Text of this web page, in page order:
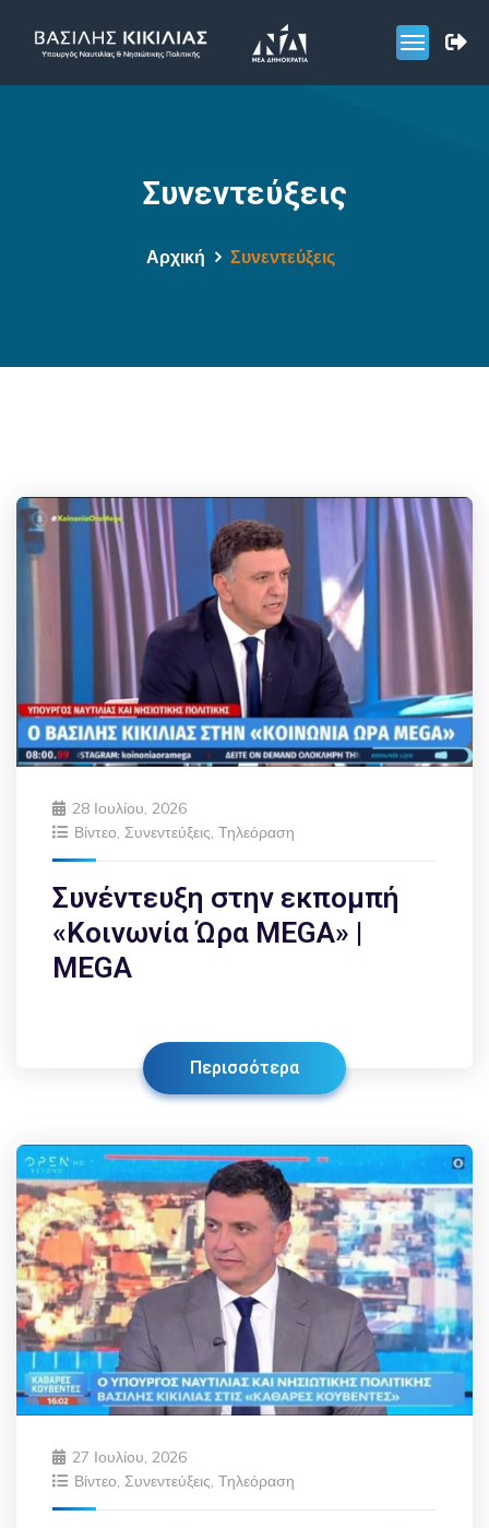
Συνεντεύξεις
Αρχική Συνεντεύξεις
28 Ιουλίου, 2026
Βίντεο, Συνεντεύξεις, Τηλεόραση
Συνέντευξη στην εκπομπή
«Κοινωνία Ώρα MEGA» |
MEGA
Περισσότερα
27 Ιουλίου, 2026
Βίντεο, Συνεντεύξεις, Τηλεόραση